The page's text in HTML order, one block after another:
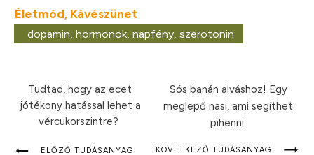
Életmód, Kávészünet
dopamin hormonok napfény szerotonin
Tudtad, hogy az ecet
jótékony hatással lehet a
vércukorszintre?
Sós banán alváshoz! Egy
meglepő nasi, ami segíthet
pihenni.
ELŐZŐ TUDÁSANYAG KÖVETKEZŐ TUDÁSANYAG